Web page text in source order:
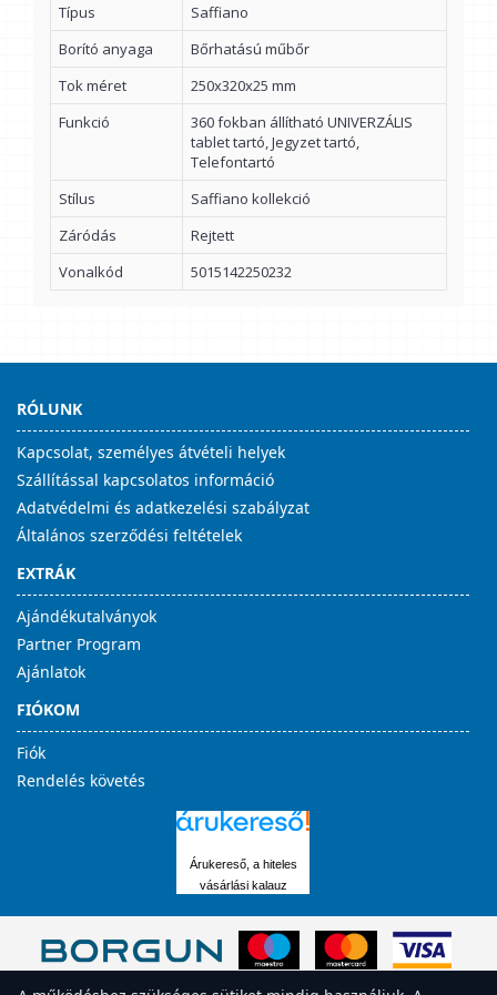
Típus
Saffiano
Borító anyaga
Bőrhatású műbőr
Tok méret
250x320x25 mm
Funkció
360 fokban állítható UNIVERZÁLIS
tablet tartó, Jegyzet tartó,
Telefontartó
Stílus
Saffiano kollekció
Záródás
Rejtett
Vonalkód
5015142250232
RÓLUNK
Kapcsolat, személyes átvételi helyek
Szállítással kapcsolatos információ
Adatvédelmi és adatkezelési szabályzat
Általános szerződési feltételek
EXTRÁK
Ajándékutalványok
Partner Program
Ajánlatok
FIÓKOM
Fiók
Rendelés követés
Árukereső, a hiteles
vásárlási kalauz